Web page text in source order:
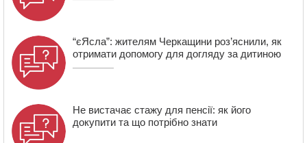
“єЯсла”: жителям Черкащини роз’яснили, як
отримати допомогу для догляду за дитиною
Не вистачає стажу для пенсії: як його
докупити та що потрібно знати